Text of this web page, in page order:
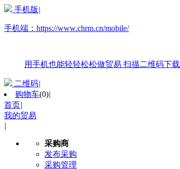
手机版 |
手机端： https://www.chrm.cn/mobile/
用手机也能轻轻松松做贸易 扫描二维码下载
二维码|
购物车(0)|
首页|
我的贸易
|
采购商
发布采购
采购管理